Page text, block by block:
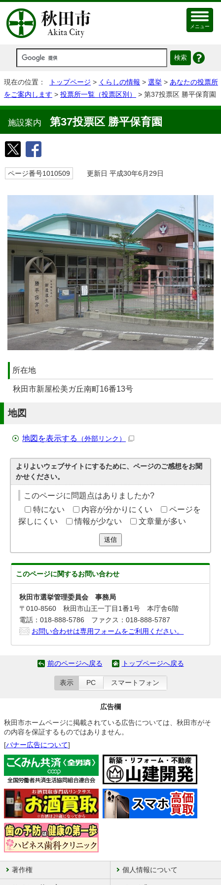
メニュー
現在の位置： トップページ > くらしの情報 > 選挙 > あなたの投票所
をご案内します > 投票所一覧（投票区別） > 第37投票区 勝平保育園
施設案内 第37投票区 勝平保育園
ページ番号1010509 更新日 平成30年6月29日
所在地
秋田市新屋松美ガ丘南町16番13号
地図
地図を表示する （外部リンク）
よりよいウェブサイトにするために、ページのご感想をお聞
かせください。
このページに問題点はありましたか?
特にない
内容が分かりにくい
ページを
探しにくい
情報が少ない 文章量が多い
送信
このページに関するお問い合わせ
秋田市選挙管理委員会 事務局
〒010-8560 秋田市山王一丁目1番1号 本庁舎6階
電話：018-888-5786 ファクス：018-888-5787
お問い合わせは専用フォームをご利用ください。
前のページへ戻る トップページへ戻る
表示 PC スマートフォン
広告欄
秋田市ホームページに掲載されている広告については、秋田市がそ
の内容を保証するものではありません。
[バナー広告について]
著作権 個人情報について